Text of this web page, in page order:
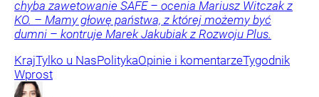
chyba zawetowanie SAFE – ocenia Mariusz Witczak z
KO. – Mamy głowę państwa, z której możemy być
dumni – kontruje Marek Jakubiak z Rozwoju Plus.
KrajTylko u NasPolitykaOpinie i komentarzeTygodnik
Wprost